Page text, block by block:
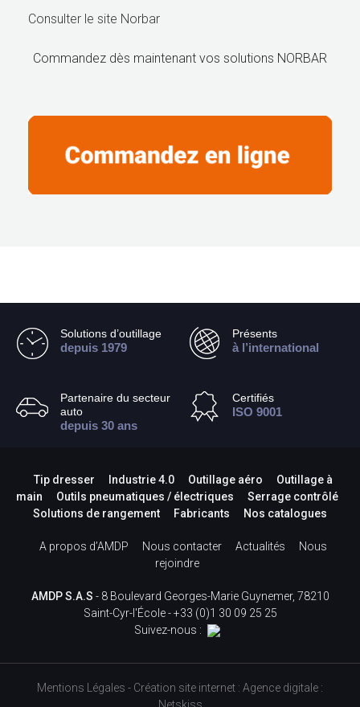
Consulter le site Norbar
Commandez dès maintenant vos solutions NORBAR
Solutions d’outillage
depuis 1979
Présents
à l’international
Partenaire du secteur
auto
depuis 30 ans
Certifiés
ISO 9001
Tip dresser Industrie 4.0 Outillage aéro
Outillage à
main
Outils pneumatiques / électriques
Serrage contrôlé
Solutions de rangement
Fabricants Nos catalogues
A propos d’AMDP Nous contacter Actualités
Nous
rejoindre
AMDP S.A.S - 8 Boulevard Georges-Marie Guynemer, 78210
Saint-Cyr-l'École -+33 (0)1 30 09 25 25
Suivez-nous :
Mentions Légales - Création site internet : Agence digitale :
Netskiss